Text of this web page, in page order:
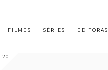
FILMES SÉRIES EDITORAS